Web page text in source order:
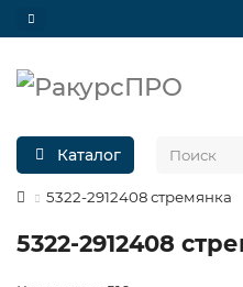
Каталог
5322-2912408 стремянка
5322-2912408